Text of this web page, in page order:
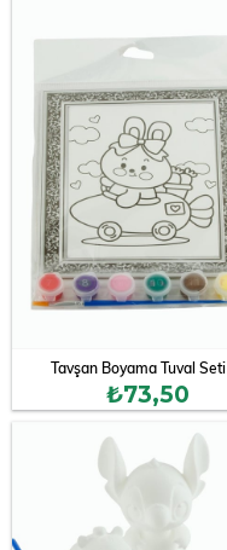
Tavşan Boyama Tuval Seti
₺73,50